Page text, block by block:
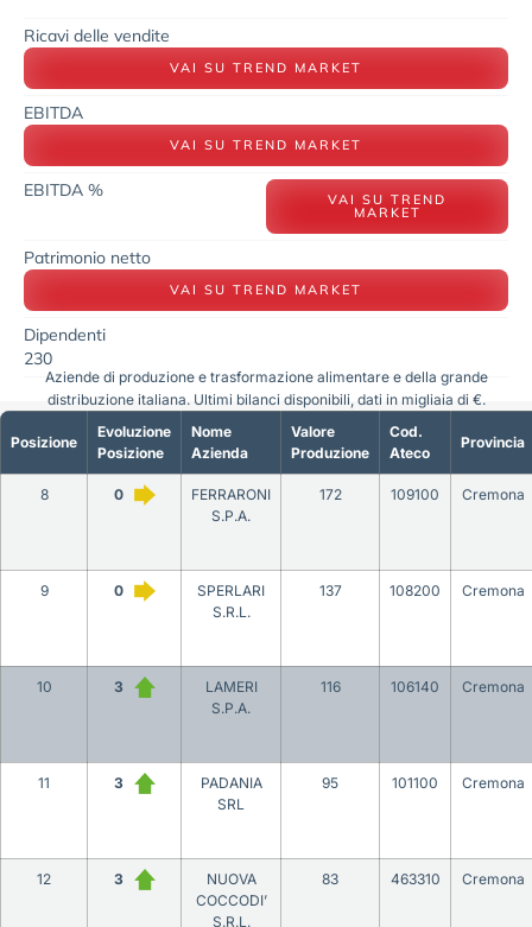
Ricavi delle vendite
VAI SU TREND MARKET
EBITDA
VAI SU TREND MARKET
EBITDA % VAI SU TREND
MARKET
Patrimonio netto
VAI SU TREND MARKET
Dipendenti
230
Posizione
Evoluzione
Posizione
Nome
Azienda
Valore
Produzione
Cod.
Ateco
Provincia
8 0
FERRARONI
S.P.A.
172 109100 Cremona
9 0
SPERLARI
S.R.L.
137 108200 Cremona
10 3
LAMERI
S.P.A.
116 106140 Cremona
11 3
PADANIA
SRL
95 101100 Cremona
12 3
NUOVA
COCCODI’
S.R.L.
83 463310 Cremona
Aziende di produzione e trasformazione alimentare e della grande
distribuzione italiana. Ultimi bilanci disponibili, dati in migliaia di €.